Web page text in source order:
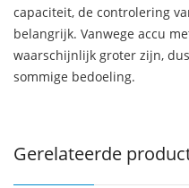
capaciteit, de controlering
belangrijk. Vanwege accu
waarschijnlijk groter zijn,
sommige bedoeling.
Gerelateerde